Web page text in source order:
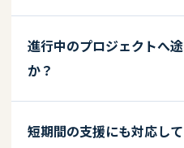
進行中のプロジェクトへ
か？
短期間の支援にも対応し